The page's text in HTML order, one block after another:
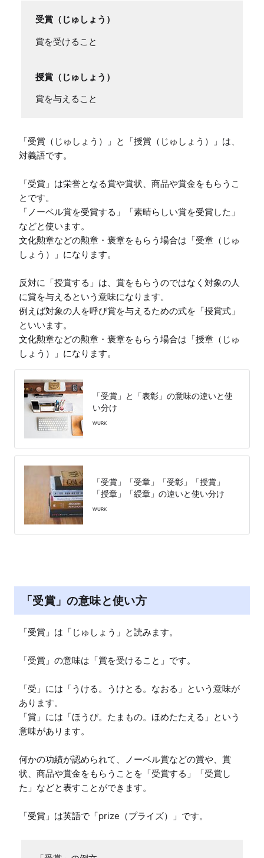
受賞（じゅしょう）
賞を受けること
授賞（じゅしょう）
賞を与えること
「受賞（じゅしょう）」と「授賞（じゅしょう）」は、
対義語です。
「受賞」は栄誉となる賞や賞状、商品や賞金をもらうこ
とです。
「ノーベル賞を受賞する」「素晴らしい賞を受賞した」
などと使います。
文化勲章などの勲章・褒章をもらう場合は「受章（じゅ
しょう）」になります。
反対に「授賞する」は、賞をもらうのではなく対象の人
に賞を与えるという意味になります。
例えば対象の人を呼び賞を与えるための式を「授賞式」
といいます。
文化勲章などの勲章・褒章をもらう場合は「授章（じゅ
しょう）」になります。
「受賞」と「表彰」の意味の違いと使
い分け
WURK
「受賞」「受章」「受彰」「授賞」
「授章」「綬章」の違いと使い分け
WURK
「受賞」の意味と使い方
「受賞」は「じゅしょう」と読みます。
「受賞」の意味は「賞を受けること」です。
「受」には「うける。うけとる。なおる」という意味が
あります。
「賞」には「ほうび。たまもの。ほめたたえる」という
意味があります。
何かの功績が認められて、ノーベル賞などの賞や、賞
状、商品や賞金をもらうことを「受賞する」「受賞し
た」などと表すことができます。
「受賞」は英語で「prize（プライズ）」です。